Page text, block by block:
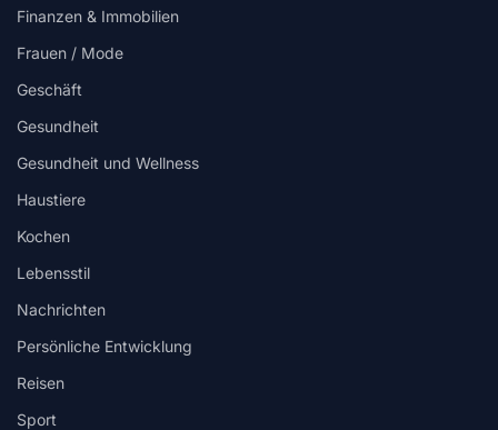
Finanzen & Immobilien
Frauen / Mode
Geschäft
Gesundheit
Gesundheit und Wellness
Haustiere
Kochen
Lebensstil
Nachrichten
Persönliche Entwicklung
Reisen
Sport